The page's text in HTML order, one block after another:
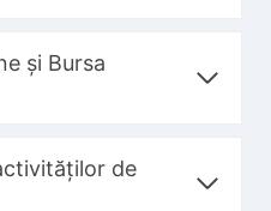
și Bursa
de